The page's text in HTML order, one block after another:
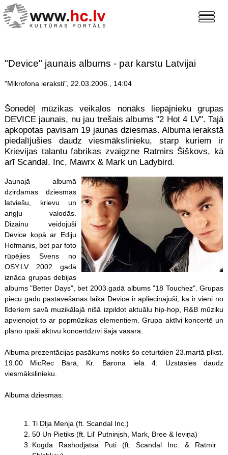
"Device" jaunais albums - par karstu Latvijai
"Mikrofona ieraksti", 22.03.2006., 14:04
Šonedēļ mūzikas veikalos nonāks liepājnieku grupas
DEVICE jaunais, nu jau trešais albums "2 Hot 4 LV". Tajā
apkopotas pavisam 19 jaunas dziesmas. Albuma ierakstā
piedalījušies daudz viesmākslinieku, starp kuriem ir
Krievijas talantu fabrikas zvaigzne Ratmirs Šiškovs, kā
arī Scandal. Inc, Mawrx & Mark un Ladybird.
Jaunajā albumā
dzirdamas dziesmas
latviešu, krievu un
angļu valodās.
Dizainu veidojuši
Device kopā ar Ediju
Hofmanis, bet par foto
rūpējies Svens no
OSY.LV. 2002. gadā
iznāca grupas debijas
albums "Better Days", bet 2003.gadā albums "18 Touchez". Grupas
piecu gadu pastāvēšanas laikā Device ir apliecinājuši, ka ir vieni no
līderiem savā muzikālajā nišā izpildot aktuālu hip-hop, R&B mūziku
apvienojot to ar popmūzikas elementiem. Grupa aktīvi koncertē un
plāno īpaši aktīvu koncertdzīvi šajā vasarā.
Albuma prezentācijas pasākums notiks šo ceturtdien 23.martā plkst.
19.00 MicRec Bārā, Kr. Barona ielā 4. Uzstāsies daudz
viesmākslinieku.
Albuma dziesmas:
Ti Dlja Menja (ft. Scandal Inc.)
50 Un Pietiks (ft. Lil' Putninjsh, Mark, Bree & Ieviņa)
Kogda Rashodjatsa Puti (ft. Scandal Inc. & Ratmir